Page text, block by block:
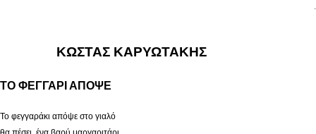
.
ΚΩΣΤΑΣ ΚΑΡΥΩΤΑΚΗΣ
ΤΟ ΦΕΓΓΑΡΙ ΑΠΟΨΕ
Το φεγγαράκι απόψε στο γιαλό